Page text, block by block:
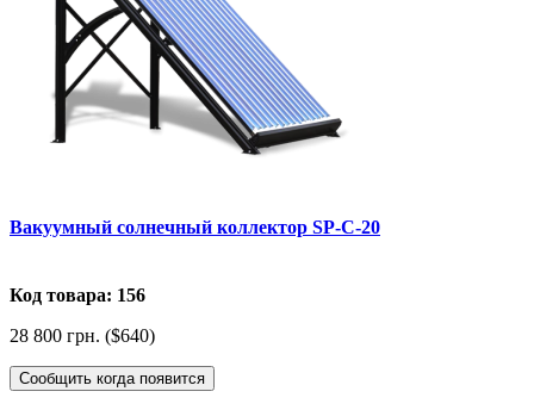
Вакуумный солнечный коллектор SP-C-20
Код товара: 156
28 800 грн. ($640)
Сообщить когда появится